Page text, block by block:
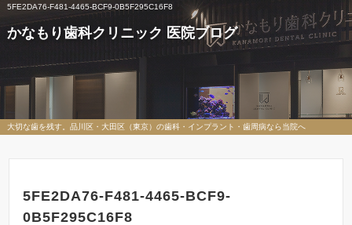
5FE2DA76-F481-4465-BCF9-0B5F295C16F8
かなもり歯科クリニック 医院ブログ
大切な歯を残す。品川区・大田区（東京）の歯科・インプラント・歯周病なら当院へ
5FE2DA76-F481-4465-BCF9-
0B5F295C16F8